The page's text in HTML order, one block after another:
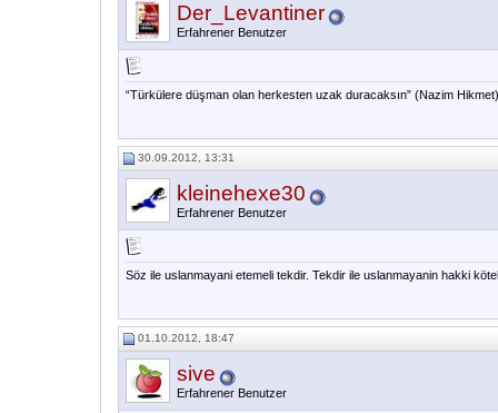
Der_Levantiner
Erfahrener Benutzer
“Türkülere düşman olan herkesten uzak duracaksın” (Nazim Hikmet)
30.09.2012, 13:31
kleinehexe30
Erfahrener Benutzer
Söz ile uslanmayani etemeli tekdir. Tekdir ile uslanmayanin hakki
01.10.2012, 18:47
sive
Erfahrener Benutzer